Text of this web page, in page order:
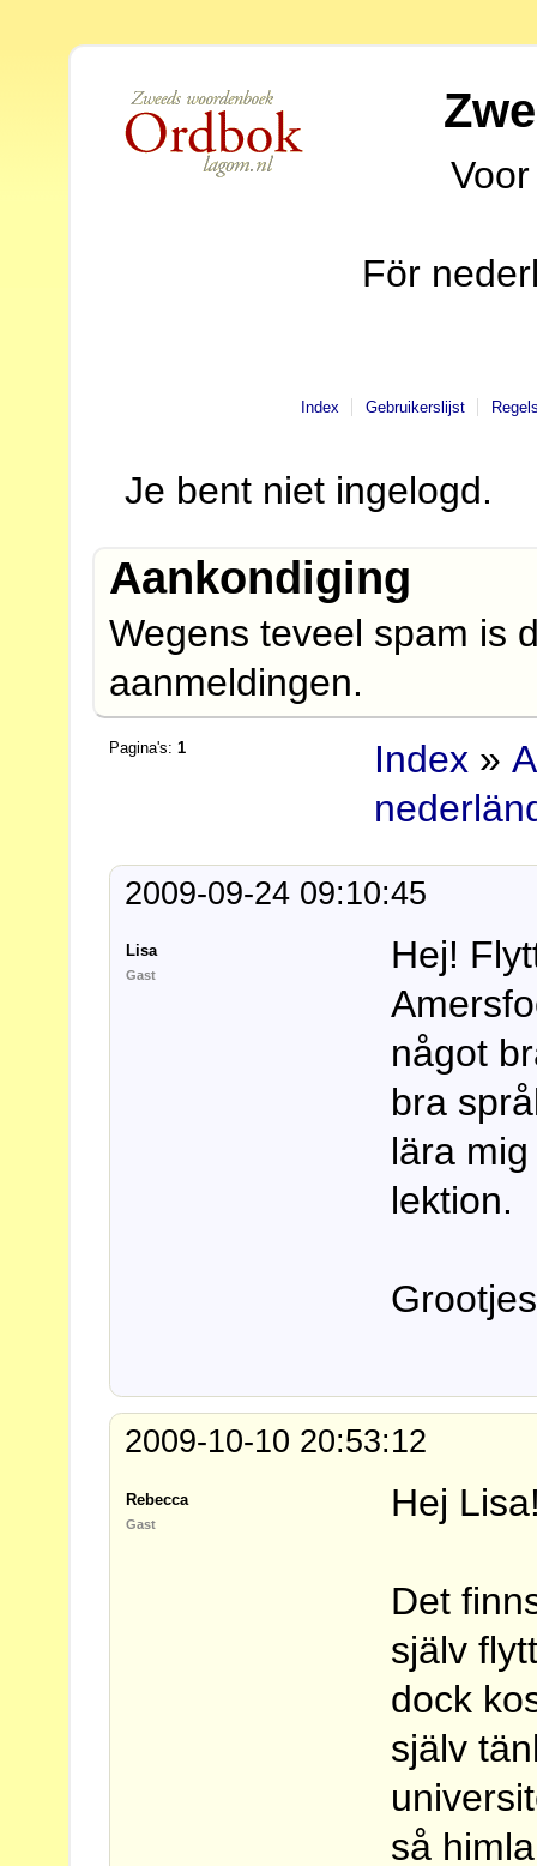
För
Index Gebruikerslijst
Je bent niet ingelogd.
Aankondiging
Wegens teveel spam is
aanmeldingen.
Pagina's:1 Index »
2009-09-24 09:10:45
Lisa
Gast
Hej!
något
bra
lära
lektion.
2009-10-10 20:53:12
Rebecca
Gast Hej
Det
själv
dock
själv
så